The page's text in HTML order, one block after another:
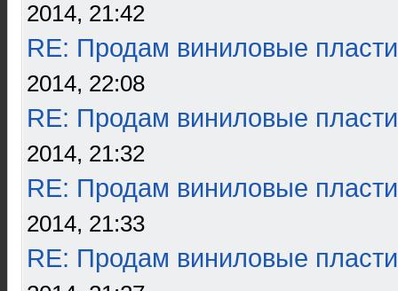
2014, 21:42
RE: Продам виниловые
2014, 22:08
RE: Продам виниловые
2014, 21:32
RE: Продам виниловые
2014, 21:33
RE: Продам виниловые